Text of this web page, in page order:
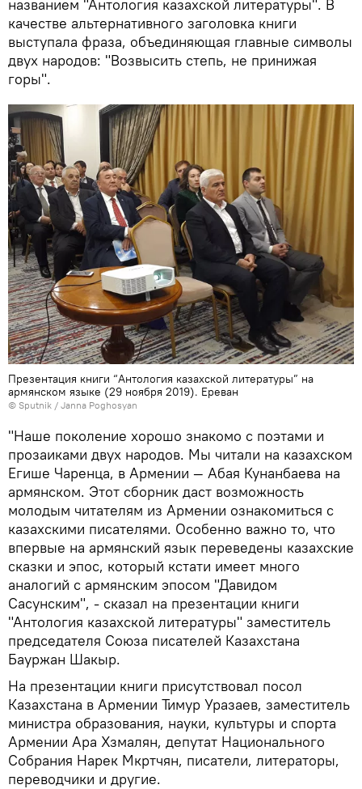
названием "Антология казахской литературы". В
качестве альтернативного заголовка книги
выступала фраза, объединяющая главные символы
двух народов: "Возвысить степь, не принижая
горы".
Презентация книги “Антология казахской литературы” на
армянском языке (29 ноября 2019). Еревaн
© Sputnik / Janna Poghosyan
"Наше поколение хорошо знакомо с поэтами и
прозаиками двух народов. Мы читали на казахском
Егише Чаренца, в Армении — Абая Кунанбаева на
армянском. Этот сборник даст возможность
молодым читателям из Армении ознакомиться с
казахскими писателями. Особенно важно то, что
впервые на армянский язык переведены казахские
сказки и эпос, который кстати имеет много
аналогий с армянским эпосом "Давидом
Сасунским", - сказал на презентации книги
"Антология казахской литературы" заместитель
председателя Союза писателей Казахстана
Бауржан Шакыр.
На презентации книги присутствовал посол
Казахстана в Армении Тимур Уразаев, заместитель
министра образования, науки, культуры и спорта
Армении Ара Хзмалян, депутат Национального
Собрания Нарек Мкртчян, писатели, литераторы,
переводчики и другие.